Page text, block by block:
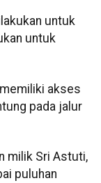
untuk
untuk
akses
pada jalur
milik Sri Astuti,
puluhan